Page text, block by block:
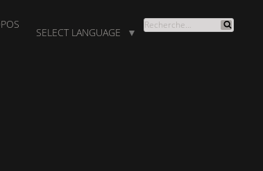
SELECT LANGUAGE ▼
RECHERCHE
Recherche